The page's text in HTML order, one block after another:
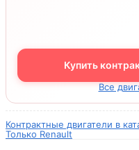
Купить
Все
Контрактные двигатели в
Только Renault